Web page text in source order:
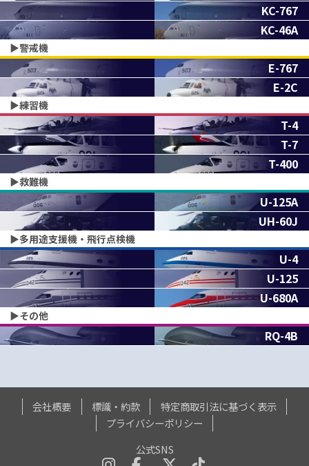
KC-767
KC-46A
▶︎警戒機
E-767
E-2C
▶︎練習機
T-4
T-7
T-400
▶︎救難機
U-125A
UH-60J
▶︎多用途支援機・飛行点検機
U-4
U-125
U-680A
▶︎その他
RQ-4B
会社概要 標識・約款
特定商取引法に基づく表示
プライバシーポリシー
公式SNS